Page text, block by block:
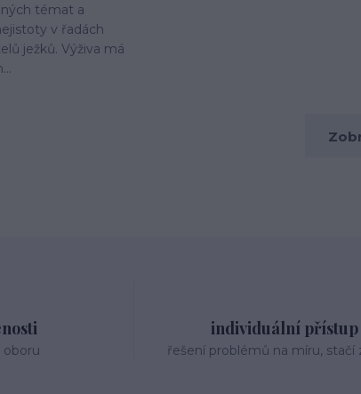
témat a
v řadách
ježků. Výživa má
oboru
individuální přístup
řešení problémů na míru, stačí